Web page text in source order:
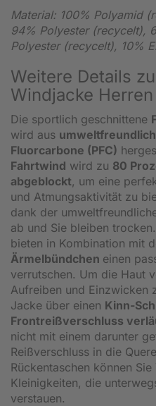
Material: 100% Polyamid
94% Polyester (recycelt),
Polyester (recycelt), 10%
Weitere Details
Windjacke Herren
Die sportlich geschnittene
wird aus
Fluorcarbone (PFC)
Fahrtwind wird zu 80
abgeblockt, um eine
und Atmungsaktivität zu
dank der
ab und Sie bleiben
bieten in Kombination mit
Ärmelbündchen einen
verrutschen. Um die Haut
Aufreiben und Einzwicken
Jacke über einen Kinn-
Frontreißverschluss
nicht mit einem darunter
Reißverschluss in die
Rückentaschen können
Kleinigkeiten, die
verstauen.